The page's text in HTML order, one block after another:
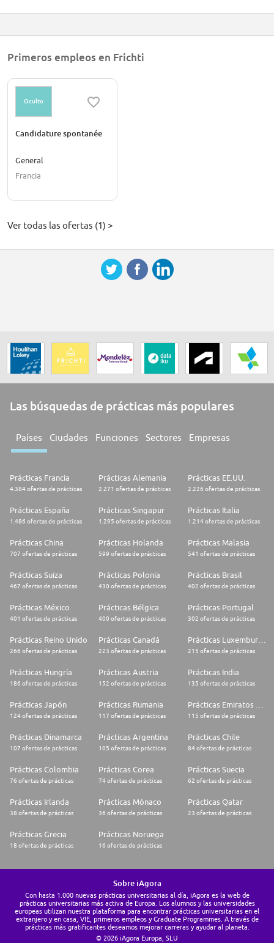
Primeros empleos en Frichti
Oculto
Candidature spontanée
General
Francia
Ver todas las ofertas (1) >
Las búsquedas de prácticas más populares
Países Ciudades Funciones Sectores Empresas
Prácticas Francia
4.384 ofertas de prácticas
Prácticas Alemania
2.271 ofertas de prácticas
Prácticas EE.UU.
2.226 ofertas de prácticas
Prácticas España
1.486 ofertas de prácticas
Prácticas Singapur
1.295 ofertas de prácticas
Prácticas Italia
1.214 ofertas de prácticas
Prácticas China
707 ofertas de prácticas
Prácticas Holanda
599 ofertas de prácticas
Prácticas Malasia
541 ofertas de prácticas
Prácticas Suiza
467 ofertas de prácticas
Prácticas Polonia
430 ofertas de prácticas
Prácticas Brasil
402 ofertas de prácticas
Prácticas México
401 ofertas de prácticas
Prácticas Bélgica
400 ofertas de prácticas
Prácticas Portugal
302 ofertas de prácticas
Prácticas Reino Unido
266 ofertas de prácticas
Prácticas Canadá
223 ofertas de prácticas
Prácticas Luxemburgo
215 ofertas de prácticas
Prácticas Hungría
186 ofertas de prácticas
Prácticas Austria
152 ofertas de prácticas
Prácticas India
135 ofertas de prácticas
Prácticas Japón
124 ofertas de prácticas
Prácticas Rumania
117 ofertas de prácticas 115 ofertas de prácticas
Prácticas Dinamarca
107 ofertas de prácticas
Prácticas Argentina
105 ofertas de prácticas
Prácticas Chile
84 ofertas de prácticas
Prácticas Colombia
76 ofertas de prácticas
Prácticas Corea
74 ofertas de prácticas
Prácticas Suecia
62 ofertas de prácticas
Prácticas Irlanda
38 ofertas de prácticas
Prácticas Mónaco
36 ofertas de prácticas
Prácticas Qatar
23 ofertas de prácticas
Prácticas Grecia
18 ofertas de prácticas
Prácticas Noruega
16 ofertas de prácticas
Sobre iAgora
Con hasta 1.000 nuevas prácticas universitarias al día, iAgora es la web de
prácticas universitarias más activa de Europa. Los alumnos y las universidades
europeas utilizan nuestra plataforma para encontrar prácticas universitarias en el
extranjero y en casa, VIE, primeros empleos y Graduate Programmes. A través de
prácticas más gratificantes deseamos mejorar carreras y ayudar al planeta.
© 2026 iAgora Europa, SLU